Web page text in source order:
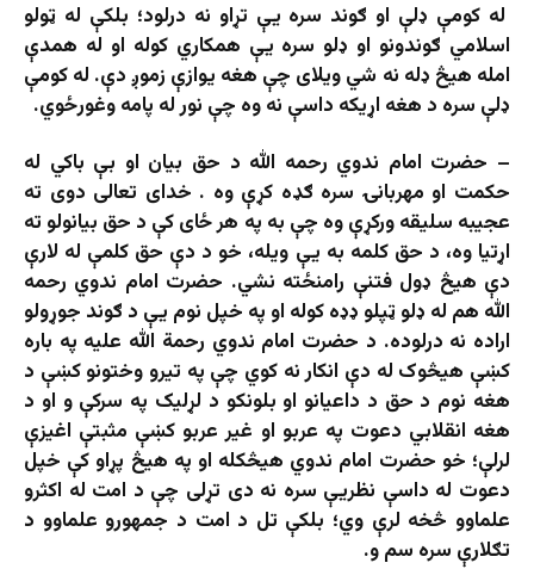
له کومې ډلې او ګوند سره يې تړاو نه درلود؛ بلکې له ټولو
اسلامي ګوندونو او ډلو سره يې همکاري کوله او له همدې
امله هيڅ ډله نه شي ويلاى چې هغه يوازې زموږ دې. له کومې
ډلې سره د هغه اړیکه داسې نه وه چې نور له پامه وغورځوي.
– حضرت امام ندوي رحمه الله د حق بیان او بې باکي له
حکمت او مهربانۍ سره ګډه کړې وه . خدای تعالی دوی ته
عجیبه سلیقه ورکړې وه چې به په هر ځای کې د حق بیانولو ته
اړتیا وه، د حق کلمه به یې ویله، خو د دې حق کلمې له لارې
دې هیڅ ډول فتنې رامنځته نشي. حضرت امام ندوي رحمه
الله هم له ډلو ټپلو ډډه کوله او په خپل نوم یې د ګوند جوړولو
اراده نه درلوده. د حضرت امام ندوي رحمة الله علیه په باره
کښې هیڅوک له دې انکار نه کوي چې په تیرو وختونو کښې د
هغه نوم د حق د داعیانو او بلونکو د لړلیک په سرکې و او د
هغه انقلابي دعوت په عربو او غیر عربو کښې مثبتې اغیزې
لرلې؛ خو حضرت امام ندوي هيڅکله او په هيڅ پړاو کې خپل
دعوت له داسې نظريې سره نه دى تړلى چې د امت له اکثرو
علماوو څخه لرې وي؛ بلکې تل د امت د جمهورو علماوو د
تګلارې سره سم و.